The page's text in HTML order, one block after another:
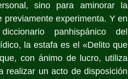
sino para aminorar la
previamente experimenta. Y en
panhispánico del
la estafa es el «Delito que
con ánimo de lucro, utiliza
realizar un acto de disposición